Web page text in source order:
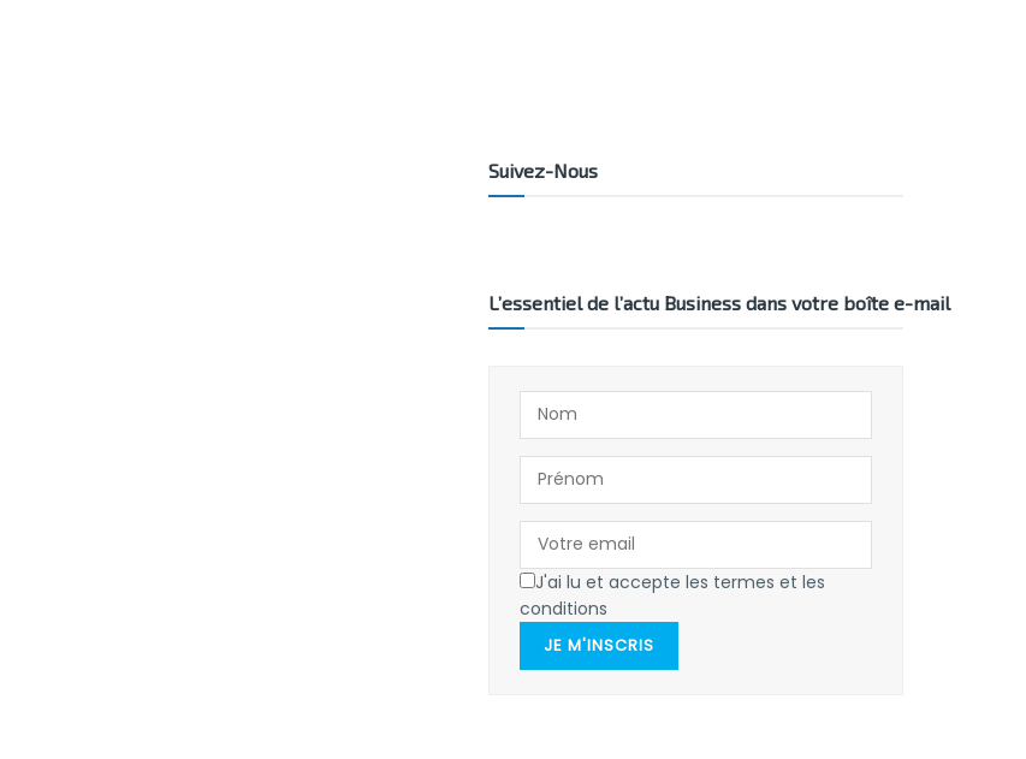
Suivez-Nous
L’essentiel de l’actu Business dans votre boîte e-mail
J'ai lu et accepte les termes et les
conditions
JE M'INSCRIS